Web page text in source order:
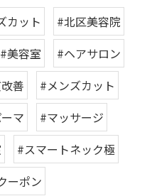
カット
#北区美容院
#美容室
#ヘアサロン
善
#メンズカット
マ
#マッサージ
#スマートネック極
ーポン